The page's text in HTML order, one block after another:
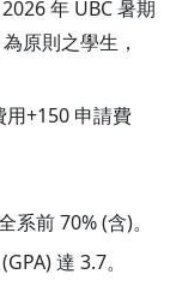
年 UBC 暑期
原則之學生，
用+150 申請費
前 70% (含)。
達 3.7。